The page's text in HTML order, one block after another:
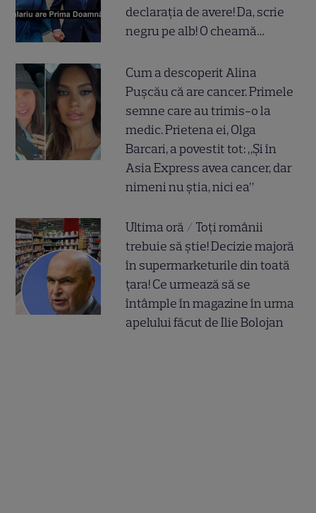
declarația de avere! Da, scrie
negru pe alb! O cheamă…
Cum a descoperit Alina
Pușcău că are cancer. Primele
semne care au trimis-o la
medic. Prietena ei, Olga
Barcari, a povestit tot: „Și în
Asia Express avea cancer, dar
nimeni nu știa, nici ea”
Ultima oră / Toți românii
trebuie să știe! Decizie majoră
în supermarketurile din toată
țara! Ce urmează să se
întâmple în magazine în urma
apelului făcut de Ilie Bolojan